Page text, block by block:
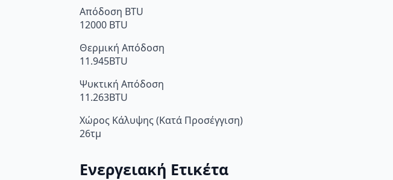
Απόδοση BTU
12000 BTU
Θερμική Απόδοση
11.945BTU
Ψυκτική Απόδοση
11.263BTU
Χώρος Κάλυψης (Κατά Προσέγγιση)
26τμ
Ενεργειακή Ετικέτα